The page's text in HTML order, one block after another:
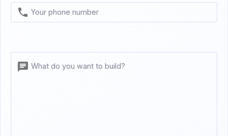
Your phone number
What do you want to build?